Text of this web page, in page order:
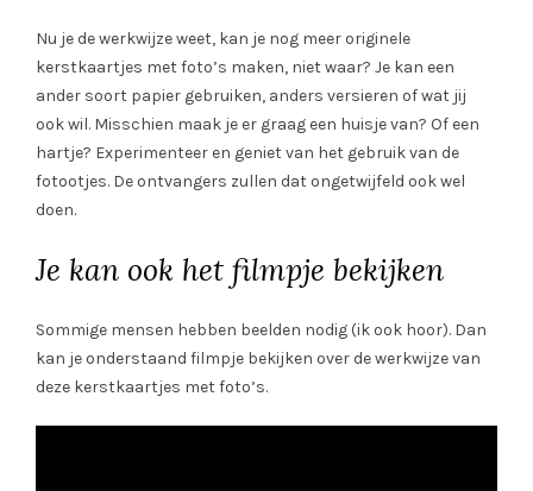
Nu je de werkwijze weet, kan je nog meer originele
kerstkaartjes met foto’s maken, niet waar? Je kan een
ander soort papier gebruiken, anders versieren of wat jij
ook wil. Misschien maak je er graag een huisje van? Of een
hartje? Experimenteer en geniet van het gebruik van de
fotootjes. De ontvangers zullen dat ongetwijfeld ook wel
doen.
Je kan ook het filmpje bekijken
Sommige mensen hebben beelden nodig (ik ook hoor). Dan
kan je onderstaand filmpje bekijken over de werkwijze van
deze kerstkaartjes met foto’s.